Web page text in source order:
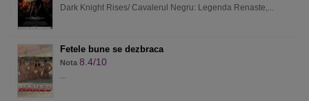
Dark Knight Rises/ Cavalerul Negru: Legenda Renaste,...
Fetele bune se dezbraca
Nota 8.4/10
...